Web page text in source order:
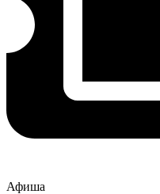
Афиша